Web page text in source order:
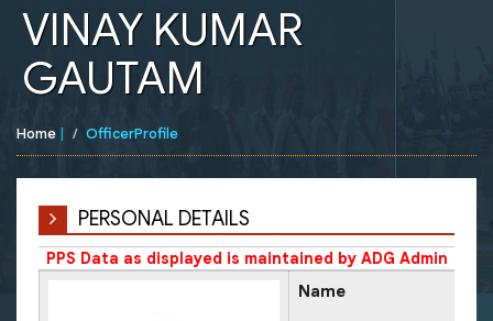
VINAY KUMAR
GAUTAM
Home | OfficerProfile
PERSONAL DETAILS
PPS Data as displayed is maintained by ADG Admin
Name